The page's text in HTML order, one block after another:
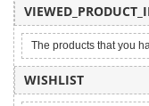
The products that you
WISHLIST